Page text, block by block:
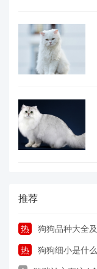
推荐
热 狗狗品种大全
热 狗狗细小是什